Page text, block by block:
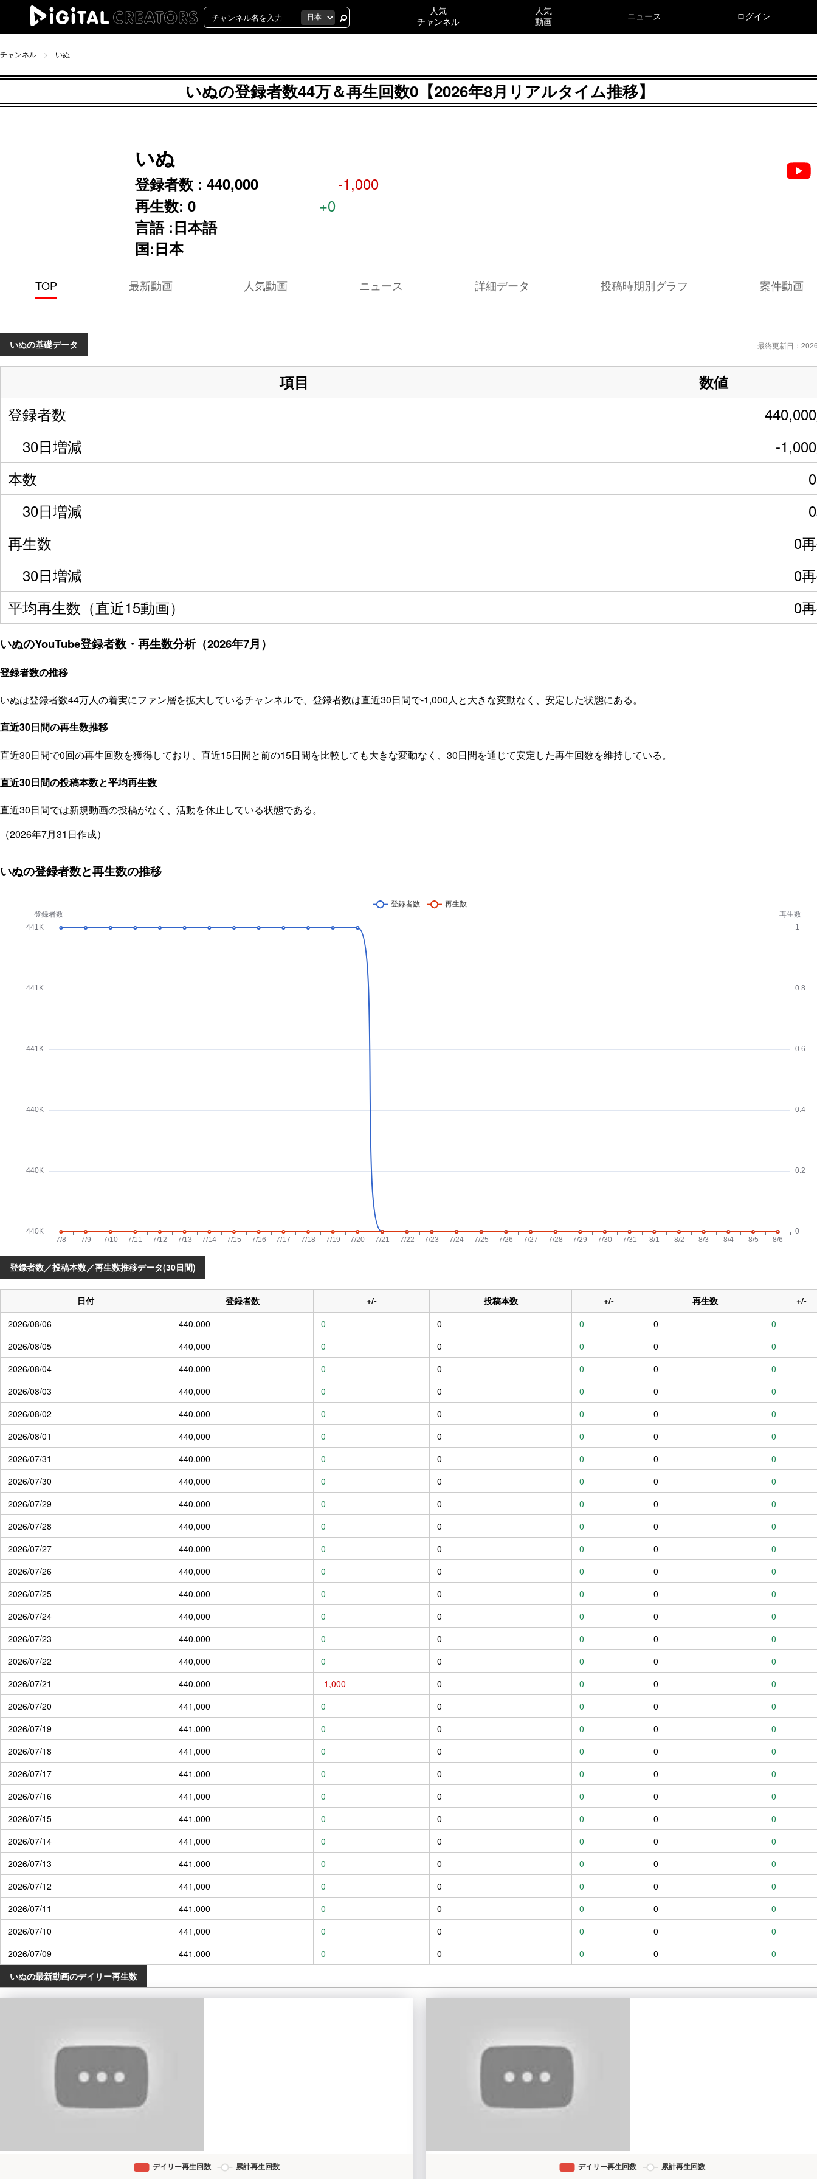
人気
チャンネル
人気
動画
ニュース ログイン
チャンネル いぬ
いぬの登録者数44万＆再生回数0【2026年8月リアルタイム推移】
いぬ
登録者数 : 440,000 -1,000
再生数: 0 +0
言語 :日本語
国:日本
TOP 最新動画 人気動画 ニュース 詳細データ 投稿時期別グラフ 案件動画
いぬの基礎データ 最終更新日：
項目 数値
登録者数
30日増減
-
本数
30日増減
再生数
0
30日増減
0
平均再生数（直近15動画）
0
いぬのYouTube登録者数・再生数分析（2026年7月）
登録者数の推移
いぬは登録者数44万人の着実にファン層を拡大しているチャンネルで、登録者数は直近30日間で-1,000人と大きな変動なく、安定した状態にある。
直近30日間の再生数推移
直近30日間で0回の再生回数を獲得しており、直近15日間と前の15日間を比較しても大きな変動なく、30日間を通じて安定した再生回数を維持している。
直近30日間の投稿本数と平均再生数
直近30日間では新規動画の投稿がなく、活動を休止している状態である。
（2026年7月31日作成）
いぬの登録者数と再生数の推移
登録者数／投稿本数／再生数推移データ(30日間)
日付 登録者数 +/- 投稿本数 +/- 再生数
+/-
2026/08/06
440,000 0 0 0 0
0
2026/08/05
440,000 0 0 0 0
0
2026/08/04
440,000 0 0 0 0
0
2026/08/03
440,000 0 0 0 0
0
2026/08/02
440,000 0 0 0 0
0
2026/08/01
440,000 0 0 0 0
0
2026/07/31
440,000 0 0 0 0
0
2026/07/30
440,000 0 0 0 0
0
2026/07/29
440,000 0 0 0 0
0
2026/07/28
440,000 0 0 0 0
0
2026/07/27
440,000 0 0 0 0
0
2026/07/26
440,000 0 0 0 0
0
2026/07/25
440,000 0 0 0 0
0
2026/07/24
440,000 0 0 0 0
0
2026/07/23
440,000 0 0 0 0
0
2026/07/22
440,000 0 0 0 0
0
2026/07/21
440,000 -1,000 0 0 0
0
2026/07/20
441,000 0 0 0 0
0
2026/07/19
441,000 0 0 0 0
0
2026/07/18
441,000 0 0 0 0
0
2026/07/17
441,000 0 0 0 0
0
2026/07/16
441,000 0 0 0 0
0
2026/07/15
441,000 0 0 0 0
0
2026/07/14
441,000 0 0 0 0
0
2026/07/13
441,000 0 0 0 0
0
2026/07/12
441,000 0 0 0 0
0
2026/07/11
441,000 0 0 0 0
0
2026/07/10
441,000 0 0 0 0
0
2026/07/09
441,000 0 0 0 0
0
いぬの最新動画のデイリー再生数